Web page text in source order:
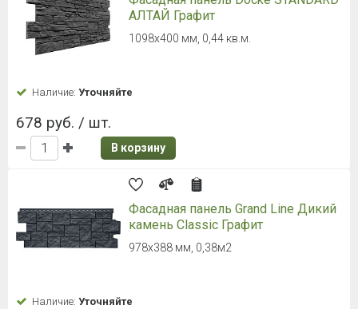
АЛТАЙ Графит
1098х400 мм, 0,44 кв.м.
Наличие: Уточняйте
678 руб. / шт.
В корзину
Фасадная панель Grand Line Дикий
камень Classic Графит
978х388 мм, 0,38м2
Наличие: Уточняйте